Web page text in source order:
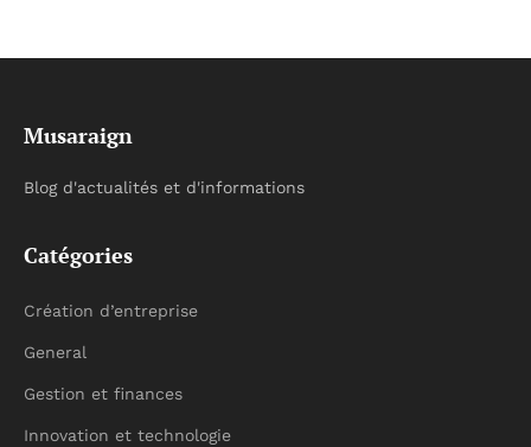
Musaraign
Blog d'actualités et d'informations
Catégories
Création d’entreprise
General
Gestion et finances
Innovation et technologie